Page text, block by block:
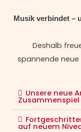
Musik verbindet –
Deshalb
spannende
Unsere neue
Zusammenspiel
auf neuem